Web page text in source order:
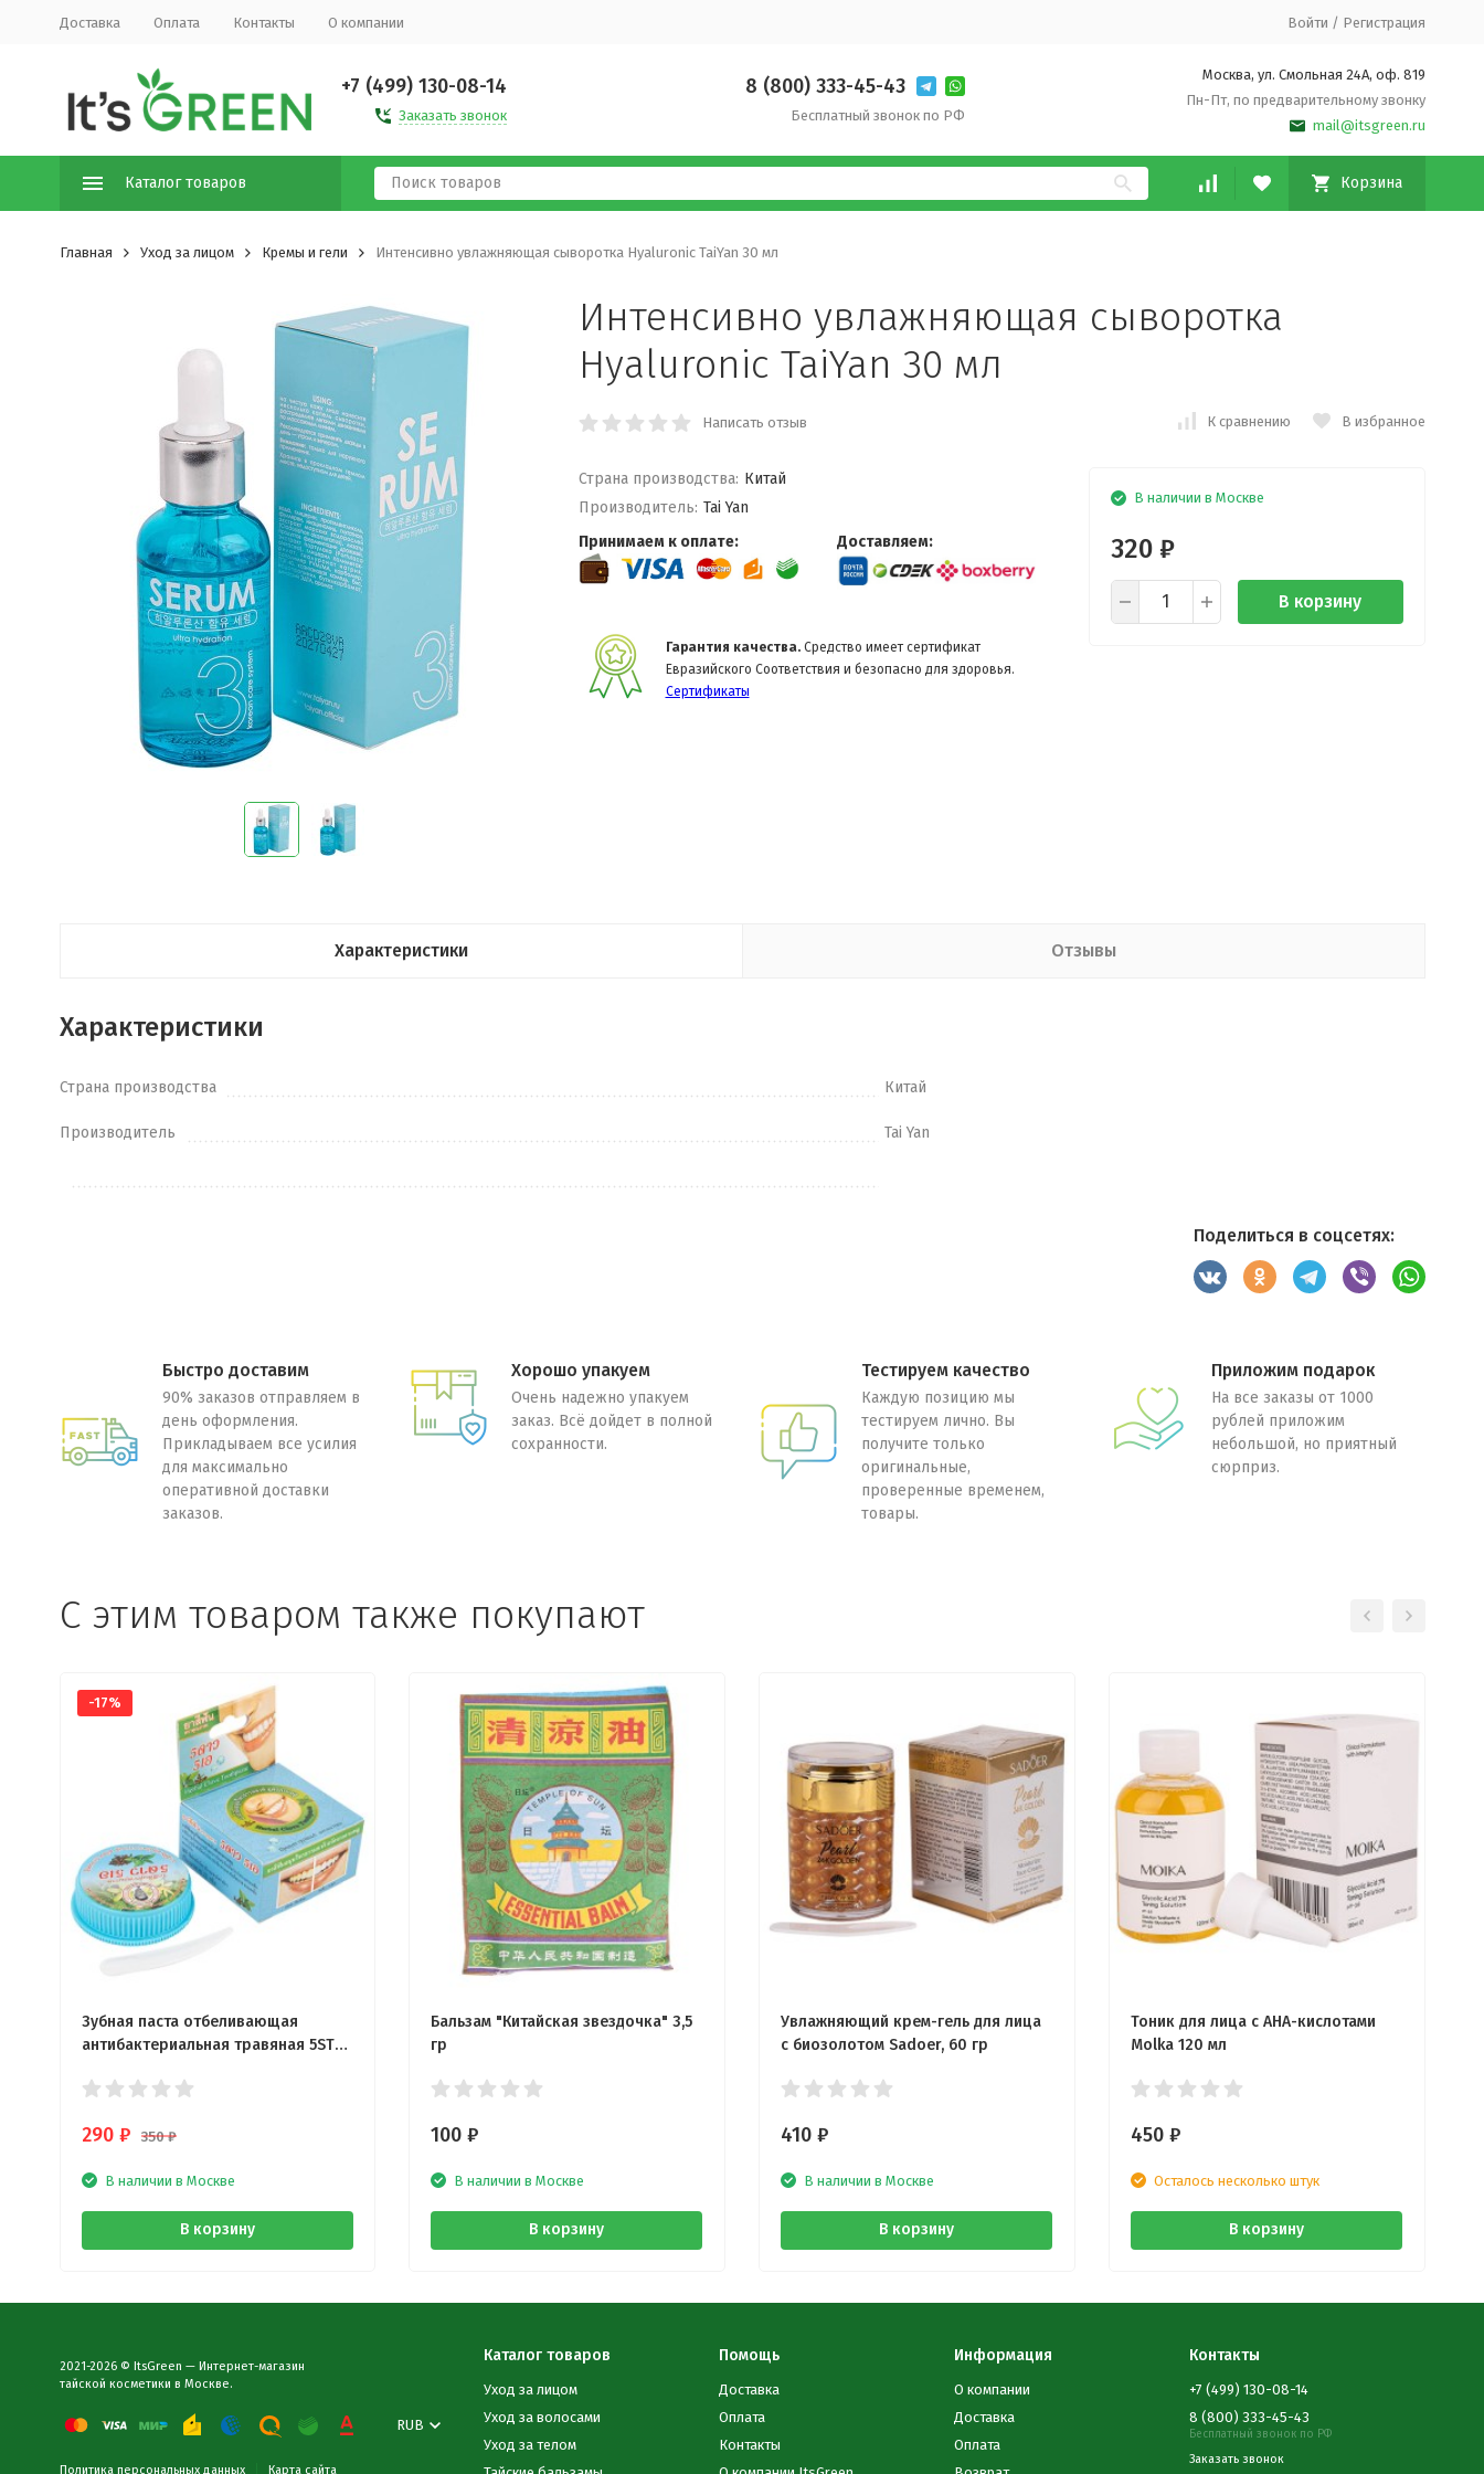
Доставка Оплата Контакты О компании Войти / Регистрация
+7 (499) 130-08-14
Заказать звонок
8 (800) 333-45-43
Бесплатный звонок по РФ
Москва, ул. Смольная 24А, оф. 819
Пн-Пт, по предварительному звонку
mail@itsgreen.ru
Каталог товаров Корзина
Главная Уход за лицом Кремы и гели Интенсивно увлажняющая сыворотка Hyaluronic TaiYan 30 мл
Интенсивно увлажняющая сыворотка
Hyaluronic TaiYan 30 мл
Написать отзыв К сравнению В избранное
Страна производства: Китай
Производитель: Tai Yan
Принимаем к оплате:
Доставляем:
Гарантия качества.Средство имеет сертификат
Евразийского Соответствия и безопасно для здоровья.
Сертификаты
В наличии в Москве
320 ₽
В корзину
Характеристики Отзывы
Характеристики
Страна производства Китай
Производитель Tai Yan
Поделиться в соцсетях:
Быстро доставим
90% заказов отправляем в
день оформления.
Прикладываем все усилия
для максимально
оперативной доставки
заказов.
Хорошо упакуем
Очень надежно упакуем
заказ. Всё дойдет в полной
сохранности.
Тестируем качество
Каждую позицию мы
тестируем лично. Вы
получите только
оригинальные,
проверенные временем,
товары.
Приложим подарок
На все заказы от 1000
рублей приложим
небольшой, но приятный
сюрприз.
C этим товаром также покупают
-17%
Зубная паста отбеливающая
антибактериальная травяная 5STAR
290 ₽ 350₽
В наличии в Москве
В корзину
Бальзам "Китайская звездочка" 3,5
гр
100₽
В наличии в Москве
В корзину
Увлажняющий крем-гель для лица
с биозолотом Sadoer, 60 гр
410 ₽
В наличии в Москве
В корзину
Тоник для лица с AHA-кислотами
Molka 120 мл
450 ₽
Осталось несколько штук
В корзину
2021-2026 © ItsGreen — Интернет-магазин
тайской косметики в Москве.
RUB
Политика персональных данных Карта сайта
Каталог товаров
Уход за лицом
Уход за волосами
Уход за телом
Помощь
Доставка
Оплата
Контакты
Информация
О компании
Доставка
Оплата
Контакты
+7 (499) 130-08-14
8 (800) 333-45-43
Бесплатный звонок по РФ
Заказать звонок